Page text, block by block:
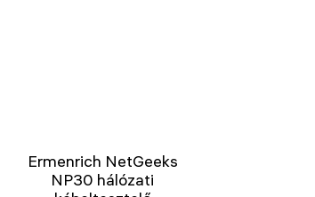
Ermenrich NetGeeks
NP30 hálózati